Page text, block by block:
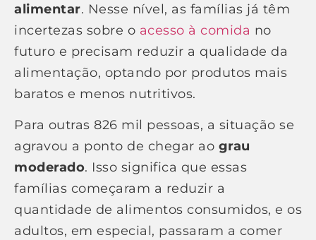
alimentar. Nesse nível, as famílias já têm
incertezas sobre o acesso à comida no
futuro e precisam reduzir a qualidade da
alimentação, optando por produtos mais
baratos e menos nutritivos.
Para outras 826 mil pessoas, a situação se
agravou a ponto de chegar ao grau
moderado. Isso significa que essas
famílias começaram a reduzir a
quantidade de alimentos consumidos, e os
adultos, em especial, passaram a comer